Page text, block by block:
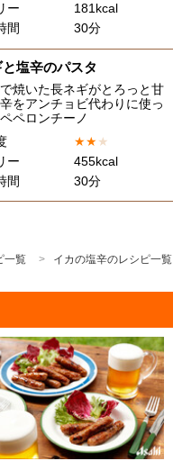
ー
181kcal
間
30分
塩辛のパスタ
焼いた長ネギがとろっと甘
をアンチョビ代わりに使っ
ペロンチーノ
★★★
ー
455kcal
間
30分
一覧 イカの塩辛のレシピ一覧